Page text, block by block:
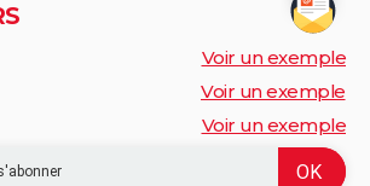
Voir un exemple
Voir un exemple
Voir un exemple